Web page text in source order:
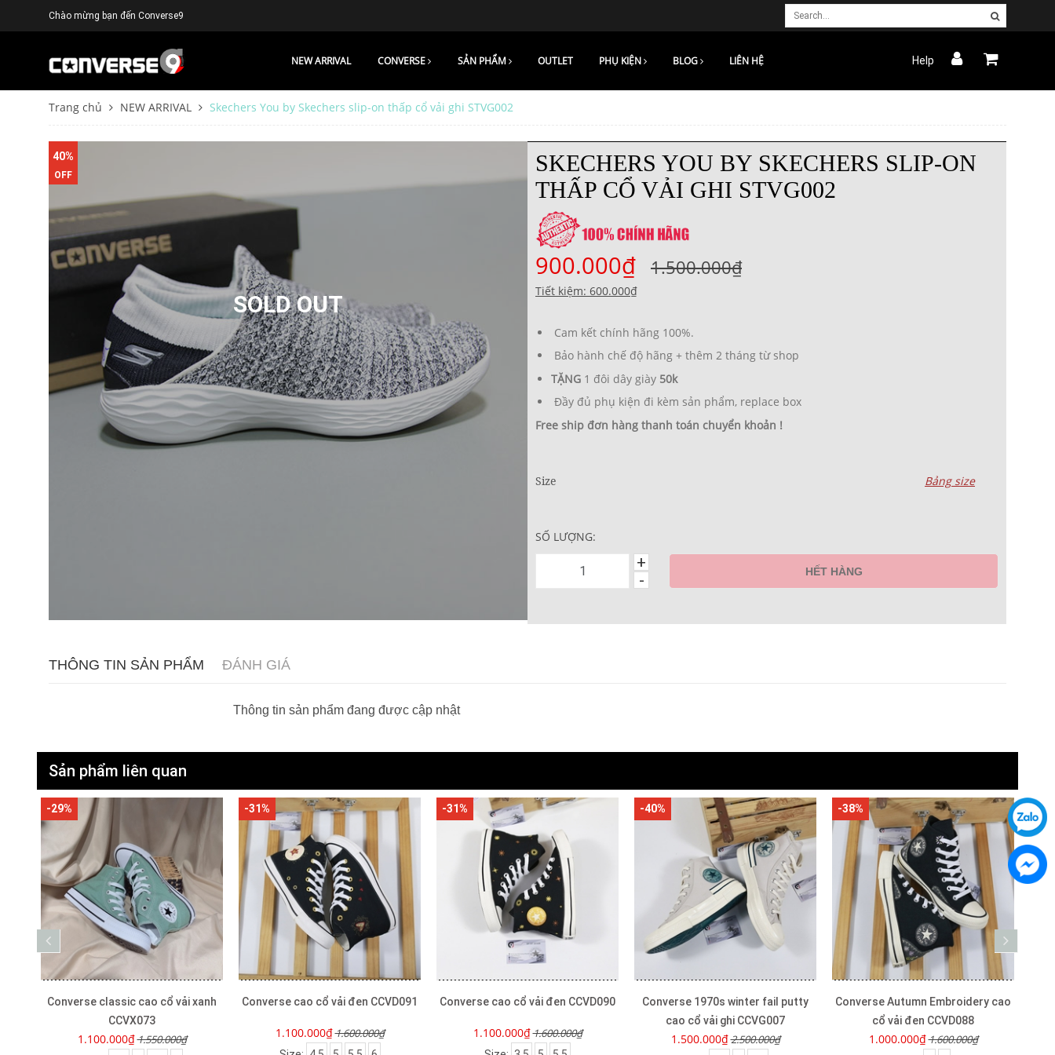
Chào mừng bạn đến Converse9
NEW ARRIVAL CONVERSE SẢN PHẨM OUTLET PHỤ KIỆN BLOG LIÊN HỆ Help
Trang chủ NEW ARRIVAL Skechers You by Skechers slip-on thấp cổ vải ghi STVG002
SOLD OUT
40%
OFF
SKECHERS YOU BY SKECHERS SLIP-ON
THẤP CỔ VẢI GHI STVG002
900.000₫ 1.500.000₫
Tiết kiệm: 600.000₫
Cam kết chính hãng 100%.
Bảo hành chế độ hãng + thêm 2 tháng từ shop
TẶNG 1 đôi dây giày 50k
Đầy đủ phụ kiện đi kèm sản phẩm, replace box
Free ship đơn hàng thanh toán chuyển khoản !
Size Bảng size
SỐ LƯỢNG:
-
+ HẾT HÀNG
THÔNG TIN SẢN PHẨM ĐÁNH GIÁ
Thông tin sản phẩm đang được cập nhật
Sản phẩm liên quan
-29%
Converse classic cao cổ vải xanh
CCVX073
1.100.000₫1.550.000₫
-31%
Converse cao cổ vải đen CCVD091
1.100.000₫1.600.000₫
-31%
Converse cao cổ vải đen CCVD090
1.100.000₫1.600.000₫
-40%
Converse 1970s winter fail putty
cao cổ vải ghi CCVG007
1.500.000₫2.500.000₫
-38%
Converse Autumn Embroidery cao
cổ vải đen CCVD088
1.000.000₫1.600.000₫
-